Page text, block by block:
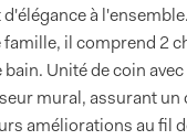
à
il comprend 2
Unité de coin
mural, assurant
améliorations au fil